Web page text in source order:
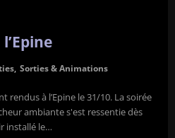
, Sorties & Animations
rendus à l’Epine le 31/10. La soirée
ambiante s'est ressentie dès
installé le…